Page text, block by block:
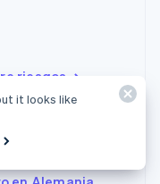
riesgos
gestión del
it looks like